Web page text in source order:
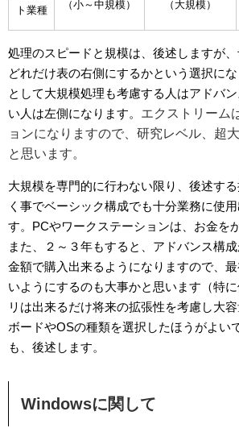
ト業種
（小～中規模）
（大規模）
処理のスピードと規模は、後述しますが
どれだけ表の右側にするかという選択に
として大規模処理も考慮する人はアドバ
い人は左側になります。 エクストリーム
ョンになりますので、研究レベル、超
と思います。
大規模を専門的に行わない限り、後述す
く事でベーシック構成でも十分業務に使
す。PCやワークステーションは、お金を
また、２～３年もすると、アドバンス構
金額で購入出来るようになりますので、
いようにするのも大事かと思います（特
リは出来るだけ将来の拡張性を考慮し大
ボードやOSの種類を選択したほうがよい
も、後述します。
Windowsに関して